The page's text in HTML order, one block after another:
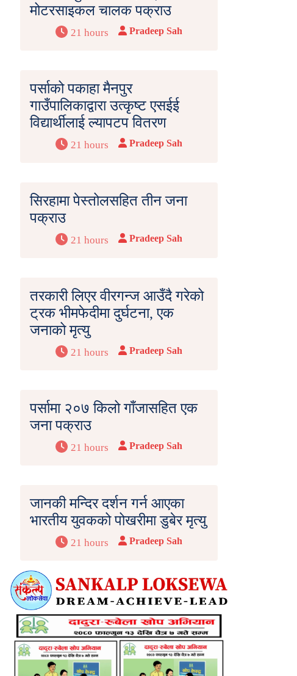
मोटरसाइकल चालक पक्राउ
21 hours Pradeep Sah
पर्साको पकाहा मैनपुर
गाउँपालिकाद्वारा उत्कृष्ट एसईई
विद्यार्थीलाई ल्यापटप वितरण
21 hours Pradeep Sah
सिरहामा पेस्तोलसहित तीन जना
पक्राउ
21 hours Pradeep Sah
तरकारी लिएर वीरगन्ज आउँदै गरेको
ट्रक भीमफेदीमा दुर्घटना, एक
जनाको मृत्यु
21 hours Pradeep Sah
पर्सामा २०७ किलो गाँजासहित एक
जना पक्राउ
21 hours Pradeep Sah
जानकी मन्दिर दर्शन गर्न आएका
भारतीय युवकको पोखरीमा डुबेर मृत्यु
21 hours Pradeep Sah